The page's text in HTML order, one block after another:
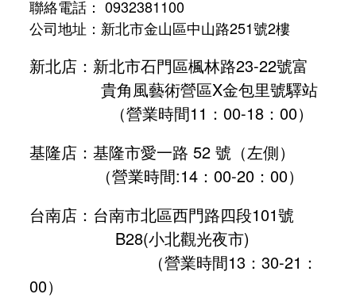
聯絡電話： 0932381100
公司地址：新北市金山區中山路251號2樓
新北店：新北市石門區楓林路23-22號富
貴角風藝術營區X金包里號驛站
（營業時間11：00-18：00）
基隆店：基隆市愛一路 52 號（左側）
（營業時間:14：00-20：00）
台南店：台南市北區西門路四段101號
B28(小北觀光夜市)
（營業時間13：30-21：
00）